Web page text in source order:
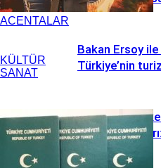
ACENTALAR
KÜLTÜR
SANAT
Bakan Ersoy ile
Türkiye’nin
Anayasa
pasaport
reddedildi